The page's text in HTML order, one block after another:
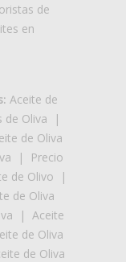
de
en
Aceite de
de Oliva |
de Oliva
|
Precio
de Olivo |
de Oliva
| Aceite
de Oliva
de Oliva